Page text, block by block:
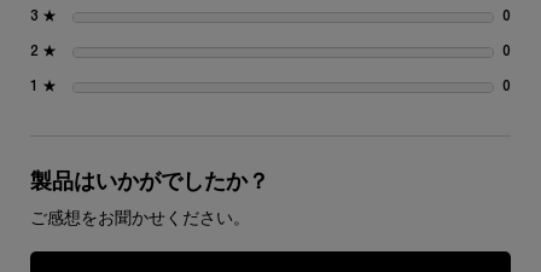
3 ★ 0
2 ★ 0
1 ★ 0
製品はいかがでしたか？
ご感想をお聞かせください。